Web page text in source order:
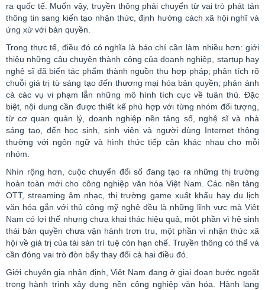
ra quốc tế. Muốn vậy, truyền thông phải chuyển từ vai trò phát tán
thông tin sang kiến tạo nhận thức, định hướng cách xã hội nghĩ và
ứng xử với bản quyền.
Trong thực tế, điều đó có nghĩa là báo chí cần làm nhiều hơn: giới
thiệu những câu chuyện thành công của doanh nghiệp, startuphay
nghệ sĩ đã biến tác phẩm thành nguồn thu hợp pháp; phân tích rõ
chuỗi giá trị từ sáng tạo đến thương mại hóa bản quyền; phản ánh
cả các vụ vi phạm lẫn những mô hình tích cực về tuân thủ. Đặc
biệt, nội dung cần được thiết kế phù hợp với từng nhóm đối tượng,
từ cơ quan quản lý, doanh nghiệp nền tảng số, nghệ sĩ và nhà
sáng tạo, đến học sinh, sinh viên và người dùng Internet thông
thường với ngôn ngữ và hình thức tiếp cận khác nhau cho mỗi
nhóm.
Nhìn rộng hơn, cuộc chuyển đổi số đang tạo ra những thị trường
hoàn toàn mới cho công nghiệp văn hóa Việt Nam. Các nền tảng
OTT,streaming âm nhạc, thị trường gamexuất khẩu hay du lịch
văn hóa gắn với thủ công mỹ nghệ đều là những lĩnh vực mà Việt
Nam có lợi thế nhưng chưa khai thác hiệu quả, một phần vì hệ sinh
thái bản quyền chưa vận hành trơn tru, một phần vì nhận thức xã
hội về giá trị của tài sản trí tuệ còn hạn chế. Truyền thông có thể và
cần đóng vai trò đòn bẩy thay đổi cả hai điều đó.
Giới chuyên gia nhận định, Việt Nam đang ở giai đoạn bước ngoặt
trong hành trình xây dựng nền công nghiệp văn hóa. Hành lang